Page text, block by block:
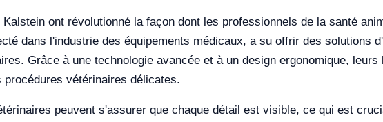
ont révolutionné la façon dont les professionnels de la santé
dans l'industrie des équipements médicaux, a su offrir des solutions
Grâce à une technologie avancée et à un design ergonomique,
vétérinaires délicates.
peuvent s'assurer que chaque détail est visible, ce qui est